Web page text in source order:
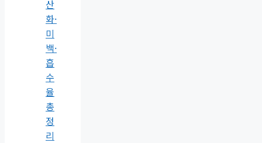
산
화·
미
백·
흡
수
율
총
정
리